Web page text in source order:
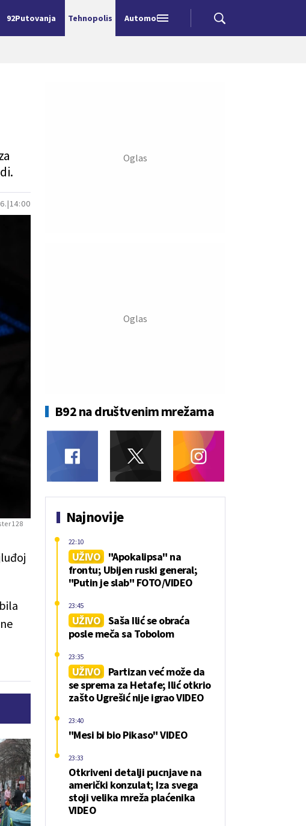
92Putovanja Tehnopolis Automobili
14:00
B92 na društvenim mrežama
Najnovije
UŽIVO
"Apokalipsa" na
frontu; Ubijen ruski general;
"Putin je slab" FOTO/VIDEO
22:10
UŽIVO Saša Ilić se obraća
posle meča sa Tobolom
23:45
UŽIVO
Partizan već može da
se sprema za Hetafe; Ilić otkrio
zašto Ugrešić nije igrao VIDEO
23:35
"Mesi bi bio Pikaso" VIDEO
23:40
Otkriveni detalji pucnjave na
američki konzulat; Iza svega
stoji velika mreža plaćenika
VIDEO
23:33